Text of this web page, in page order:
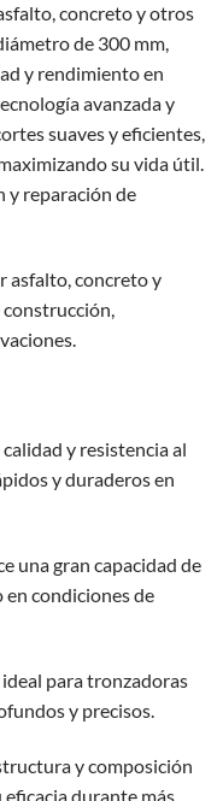
concreto y otros
de 300 mm,
y rendimiento en
avanzada y
suaves y eficientes,
su vida útil.
y reparación de
asfalto, concreto y
y resistencia al
y duraderos en
una gran capacidad de
en condiciones de
ideal para tronzadoras
y precisos.
y composición
durante más